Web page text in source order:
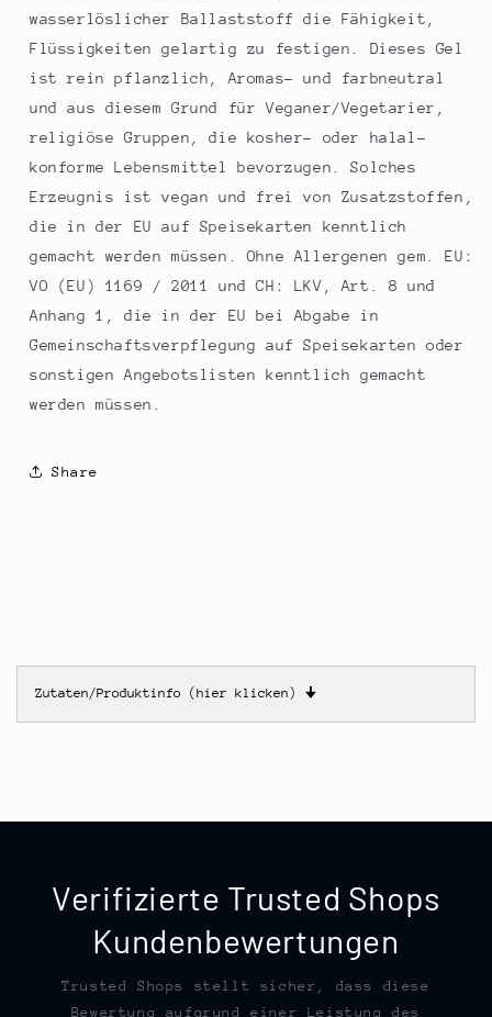
wasserlöslicher Ballaststoff die Fähigkeit,
Flüssigkeiten gelartig zu festigen. Dieses Gel
ist rein pflanzlich, Aromas- und farbneutral
und aus diesem Grund für Veganer/Vegetarier,
religiöse Gruppen, die kosher- oder halal-
konforme Lebensmittel bevorzugen. Solches
Erzeugnis ist vegan und frei von Zusatzstoffen,
die in der EU auf Speisekarten kenntlich
gemacht werden müssen. Ohne Allergenen gem. EU:
VO (EU) 1169 / 2011 und CH: LKV, Art. 8 und
Anhang 1, die in der EU bei Abgabe in
Gemeinschaftsverpflegung auf Speisekarten oder
sonstigen Angebotslisten kenntlich gemacht
werden müssen.
Share
Zutaten/Produktinfo (hier klicken) 🠋
Verifizierte Trusted Shops
Kundenbewertungen
Trusted Shops stellt sicher, dass diese
Bewertung aufgrund einer Leistung des